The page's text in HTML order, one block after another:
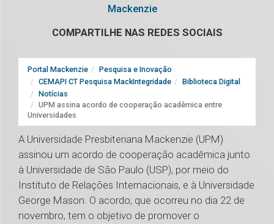
Mackenzie
COMPARTILHE NAS REDES SOCIAIS
Portal Mackenzie
Pesquisa e Inovação
CEMAPI CT Pesquisa MackIntegridade
Biblioteca Digital
Notícias
UPM assina acordo de cooperação acadêmica entre
Universidades
A Universidade Presbiteriana Mackenzie (UPM)
assinou um acordo de cooperação acadêmica junto
à Universidade de São Paulo (USP), por meio do
Instituto de Relações Internacionais, e à Universidade
George Mason. O acordo, que ocorreu no dia 22 de
novembro, tem o objetivo de promover o